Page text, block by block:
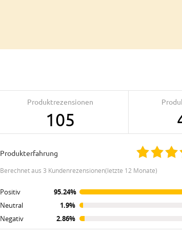
Produktrezensionen
105
Produkterfahrung
berechnet aus 3 Kundenrezensionen(letzte 12 Monate)
Positiv
95.24%
Neutral
1.9%
Negativ
2.86%